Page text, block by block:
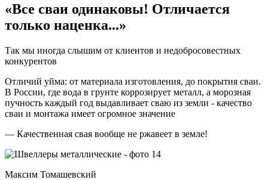
«Все сваи одинаковы! Отличается
только наценка...»
Так мы иногда слышим от клиентов и недобросовестных
конкурентов
Отличий уйма: от материала изготовления, до покрытия сваи.
В России, где вода в грунте коррозирует металл, а морозная
пучность каждый год выдавливает сваю из земли - качество
сваи и монтажа имеет огромное значение
— Качественная свая вообще не ржавеет в земле!
Максим Томашевский